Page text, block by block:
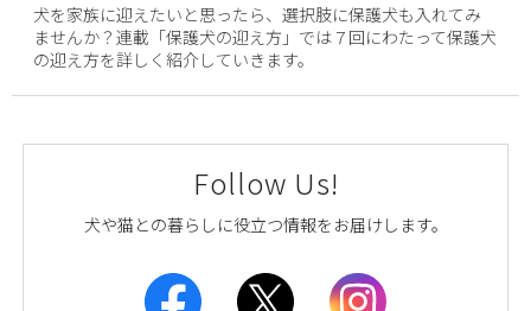
犬を家族に迎えたいと思ったら、選択肢に保護犬も入れてみ
ませんか？連載「保護犬の迎え方」では７回にわたって保護犬
の迎え方を詳しく紹介していきます。
Follow Us!
犬や猫との暮らしに役立つ情報をお届けします。